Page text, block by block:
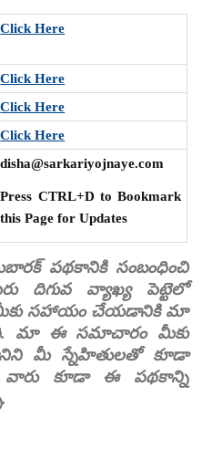
Click Here
Click Here
Click Here
Click Here
disha@sarkariyojnaye.com
Press CTRL+D to Bookmark
this Page for Updates
పథకానికి సంబంధించి
దిగువ వ్యాఖ్య పెట్టెలో
మీకు సహాయం చేయడానికి మా
మా ఈ సమాచారం మీకు
మీ స్నేహితులతో కూడా
వారు కూడా ఈ పథకాన్ని